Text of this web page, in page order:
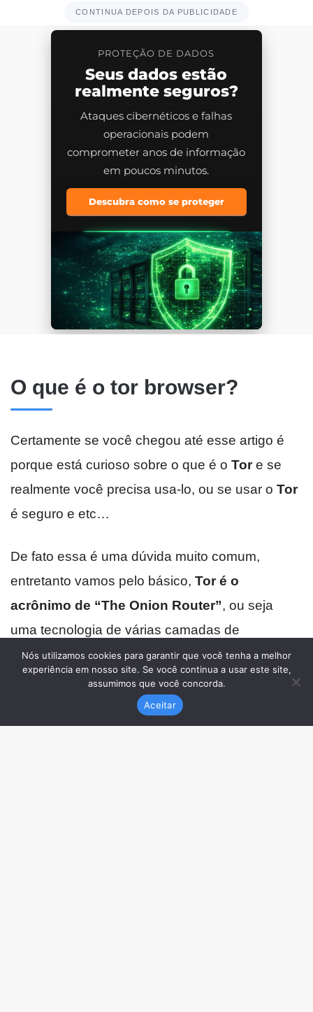
Nós utilizamos cookies para garantir que você tenha a melhor
experiência em nosso site. Se você continua a usar este site,
assumimos que você concorda.
Aceitar